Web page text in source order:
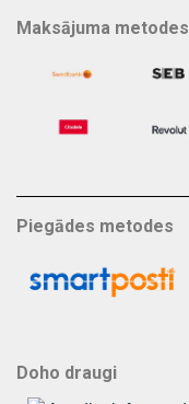
Maksājuma metodes
Piegādes metodes
Doho draugi